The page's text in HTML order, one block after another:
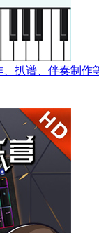
扒谱、伴奏制作